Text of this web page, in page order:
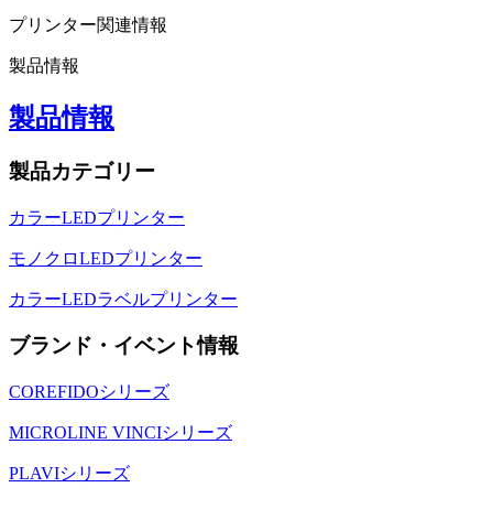
プリンター関連情報
製品情報
製品情報
製品カテゴリー
カラーLEDプリンター
モノクロLEDプリンター
カラーLEDラベルプリンター
ブランド・イベント情報
COREFIDOシリーズ
MICROLINE VINCIシリーズ
PLAVIシリーズ